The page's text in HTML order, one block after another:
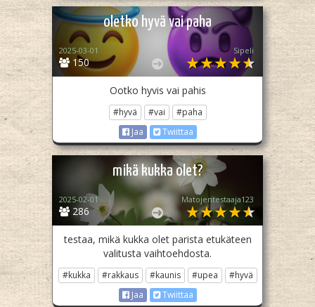
oletko hyvä vai paha
150
2025-03-01 Sipeli
Ootko hyvis vai pahis
#hyvä #vai
#paha
Jaa
Twiittaa
mikä kukka olet?
286
2025-02-01 Matojentestaaja123
testaa, mikä kukka olet parista etukäteen
valitusta vaihtoehdosta.
#kukka #rakkaus #kaunis #upea
#hyvä
Jaa
Twiittaa